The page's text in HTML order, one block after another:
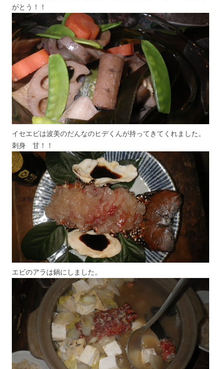
がとう！！
イセエビは波美のだんなのヒデくんが持ってきてくれました。
刺身 甘！！
エビのアラは鍋にしました。